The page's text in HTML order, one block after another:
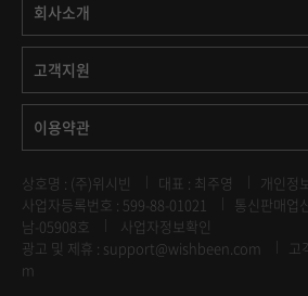
회사소개
고객지원
이용약관
상호명 : (주)위시빈 대표 : 최주영
개인정
사업자등록번호 : 599-88-01021
통신판매업
남-05908호
사업자정보확인
광고 및 제휴 : support@wishbeen.com
고
m